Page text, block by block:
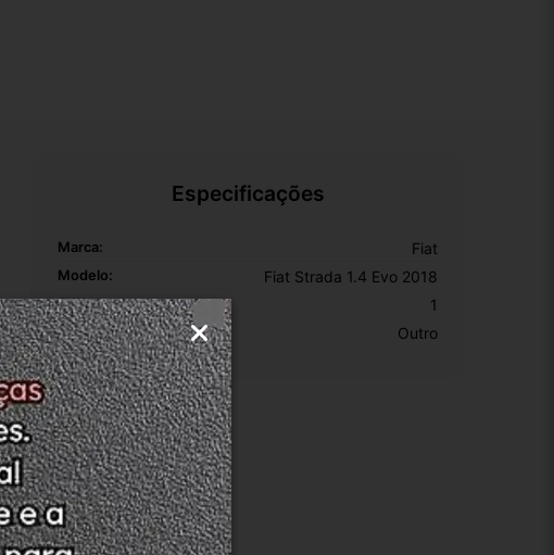
Especificações
Marca: Fiat
Modelo: Fiat Strada 1.4 Evo 2018
SKU: 1
Motivo De GTIN Vacío: Outro